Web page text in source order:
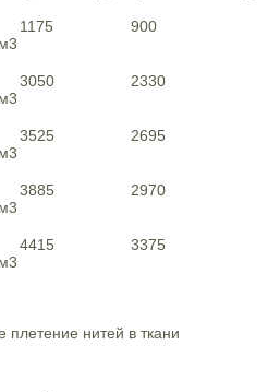
м3
1175 900
м3
3050 2330
м3
3525 2695
м3
3885 2970
м3
4415 3375
плетение нитей в ткани